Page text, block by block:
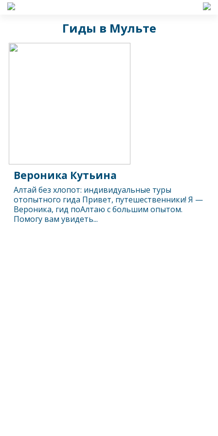
Гиды в Мульте
Вероника Кутьина
Алтай без хлопот: индивидуальные туры
отопытного гида Привет, путешественники! Я —
Вероника, гид поАлтаю с большим опытом.
Помогу вам увидеть...